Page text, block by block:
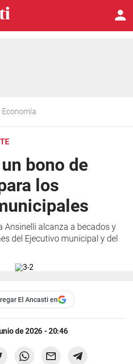
bono de
los
Ansinelli alcanza a becados y
del Ejecutivo municipal y del
El Ancasti en
de 2026 - 20:46